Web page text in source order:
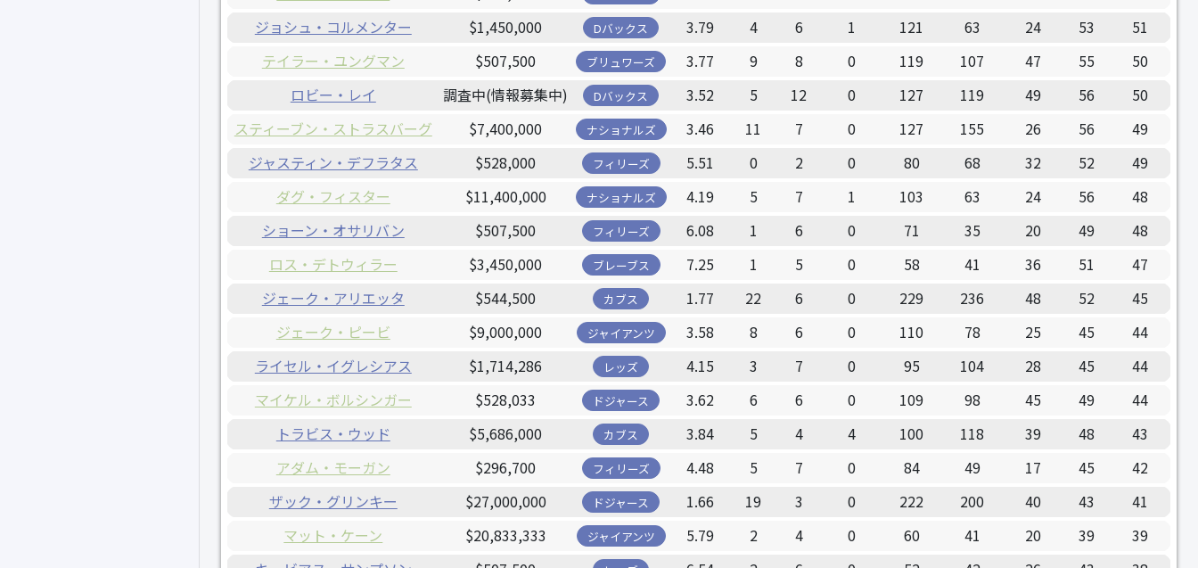
ジョシュ・コルメンター
$1,450,000 Dバックス 3.79 4 6 1 121 63 24 53
51
テイラー・ユングマン
$507,500 ブリュワーズ 3.77 9 8 0 119 107 47 55
50
ロビー・レイ
調査中(情報募集中) Dバックス 3.52 5 12 0 127 119 49 56
50
スティーブン・ストラスバーグ
$7,400,000 ナショナルズ 3.46 11 7 0 127 155 26 56
49
ジャスティン・デフラタス
$528,000 フィリーズ 5.51 0 2 0 80 68 32 52
49
ダグ・フィスター
$11,400,000 ナショナルズ 4.19 5 7 1 103 63 24 56
48
ショーン・オサリバン
$507,500 フィリーズ 6.08 1 6 0 71 35 20 49
48
ロス・デトウィラー
$3,450,000 ブレーブス 7.25 1 5 0 58 41 36 51
47
ジェーク・アリエッタ
$544,500 カブス 1.77 22 6 0 229 236 48 52
45
ジェーク・ピービ
$9,000,000 ジャイアンツ 3.58 8 6 0 110 78 25 45
44
ライセル・イグレシアス
$1,714,286 レッズ 4.15 3 7 0 95 104 28 45
44
マイケル・ボルシンガー
$528,033 ドジャース 3.62 6 6 0 109 98 45 49
44
トラビス・ウッド
$5,686,000 カブス 3.84 5 4 4 100 118 39 48
43
アダム・モーガン
$296,700 フィリーズ 4.48 5 7 0 84 49 17 45
42
ザック・グリンキー
$27,000,000 ドジャース 1.66 19 3 0 222 200 40 43
41
マット・ケーン
$20,833,333 ジャイアンツ 5.79 2 4 0 60 41 20 39
39